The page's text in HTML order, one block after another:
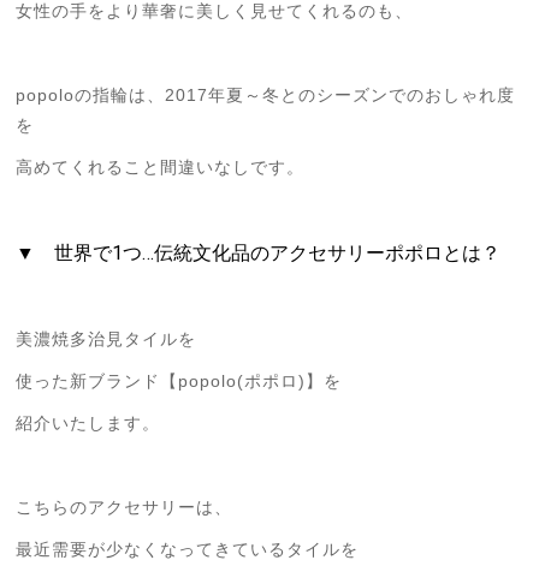
女性の手をより華奢に美しく見せてくれるのも、
popoloの指輪は、2017年夏～冬とのシーズンでのおしゃれ度
を
高めてくれること間違いなしです。
▼ 世界で1つ…伝統文化品のアクセサリーポポロとは？
美濃焼多治見タイルを
使った新ブランド【popolo(ポポロ)】を
紹介いたします。
こちらのアクセサリーは、
最近需要が少なくなってきているタイルを